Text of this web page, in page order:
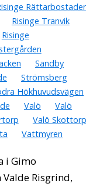
Risinge Tranvik
Risinge
Sandby
Strömsberg
Hökhuvudsvägen
Valö
Valö
Valö Skottorp
Vattmyren
i Gimo
Risgrind,